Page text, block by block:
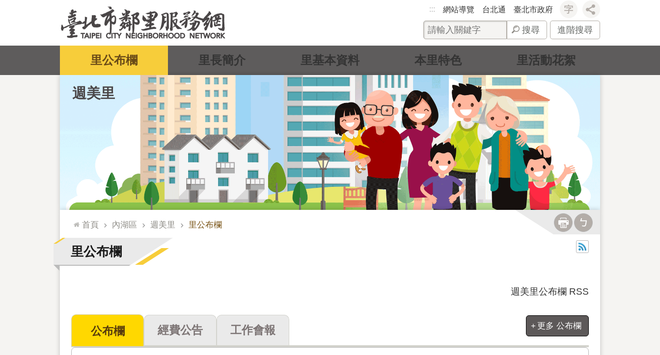
::: 網站導覽 台北通 臺北市政府
搜尋 進階搜尋
週美里
里公布欄 里長簡介 里基本資料 本里特色 里活動花絮
::: 首頁 內湖區 週美里 里公布欄
里公布欄
週美里公布欄 RSS
公布欄 經費公告 工作會報 更多 公布欄